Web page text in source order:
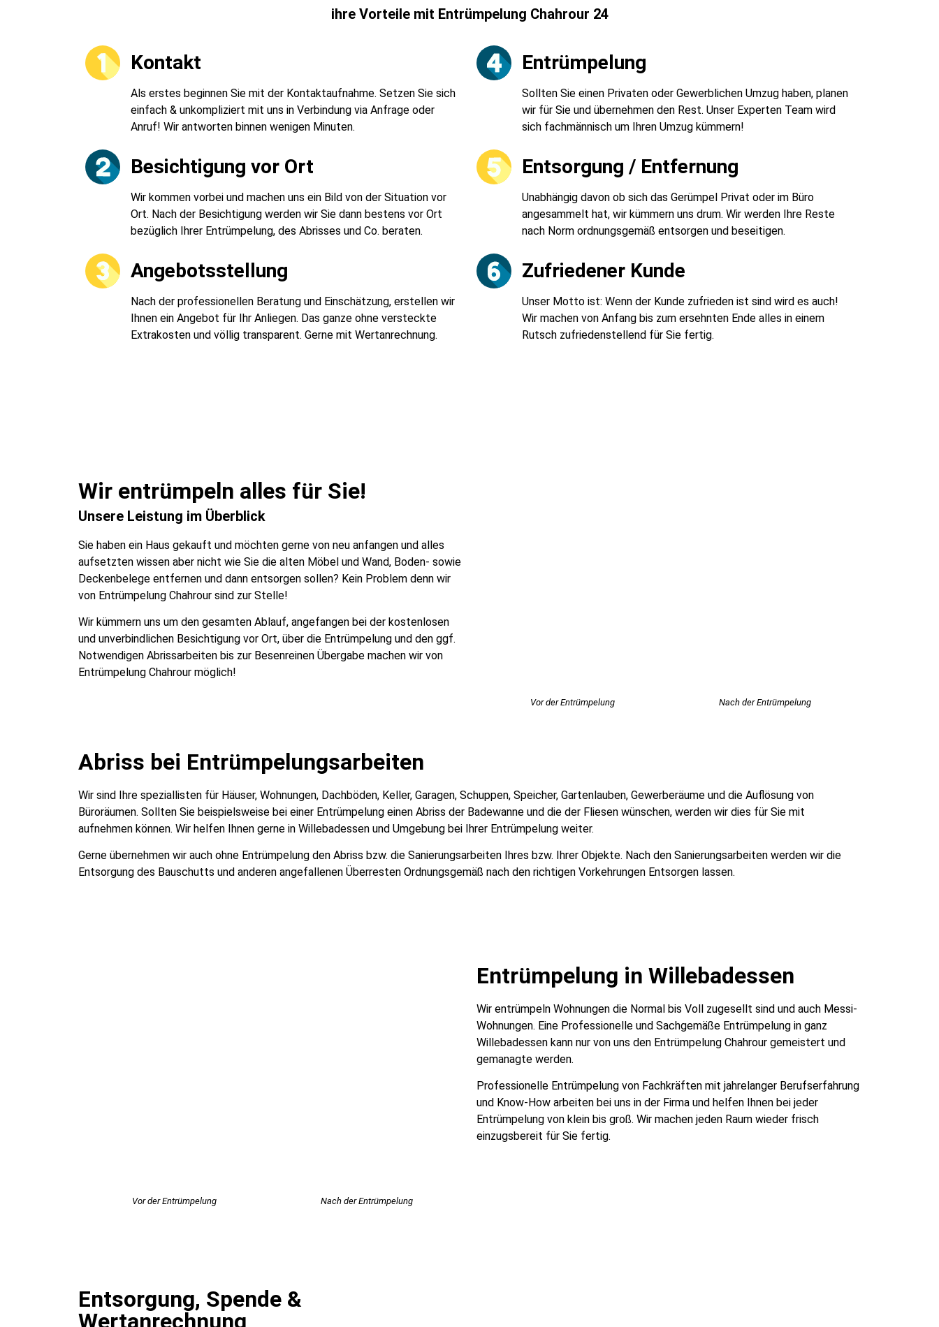
ihre Vorteile mit Entrümpelung Chahrour 24
Kontakt
Als erstes beginnen Sie mit der Kontaktaufnahme. Setzen Sie sich
einfach & unkompliziert mit uns in Verbindung via Anfrage oder
Anruf! Wir antworten binnen wenigen Minuten.
Besichtigung vor Ort
Wir kommen vorbei und machen uns ein Bild von der Situation vor
Ort. Nach der Besichtigung werden wir Sie dann bestens vor Ort
bezüglich Ihrer Entrümpelung, des Abrisses und Co. beraten.
Angebotsstellung
Nach der professionellen Beratung und Einschätzung, erstellen wir
Ihnen ein Angebot für Ihr Anliegen. Das ganze ohne versteckte
Extrakosten und völlig transparent. Gerne mit Wertanrechnung.
Entrümpelung
Sollten Sie einen Privaten oder Gewerblichen Umzug haben, planen
wir für Sie und übernehmen den Rest. Unser Experten Team wird
sich fachmännisch um Ihren Umzug kümmern!
Entsorgung / Entfernung
Unabhängig davon ob sich das Gerümpel Privat oder im Büro
angesammelt hat, wir kümmern uns drum. Wir werden Ihre Reste
nach Norm ordnungsgemäß entsorgen und beseitigen.
Zufriedener Kunde
Unser Motto ist: Wenn der Kunde zufrieden ist sind wird es auch!
Wir machen von Anfang bis zum ersehnten Ende alles in einem
Rutsch zufriedenstellend für Sie fertig.
Wir entrümpeln alles für Sie!
Unsere Leistung im Überblick
Sie haben ein Haus gekauft und möchten gerne von neu anfangen und alles
aufsetzten wissen aber nicht wie Sie die alten Möbel und Wand, Boden- sowie
Deckenbelege entfernen und dann entsorgen sollen? Kein Problem denn wir
von Entrümpelung Chahrour sind zur Stelle!
Wir kümmern uns um den gesamten Ablauf, angefangen bei der kostenlosen
und unverbindlichen Besichtigung vor Ort, über die Entrümpelung und den ggf.
Notwendigen Abrissarbeiten bis zur Besenreinen Übergabe machen wir von
Entrümpelung Chahrour möglich!
Vor der Entrümpelung Nach der Entrümpelung
Abriss bei Entrümpelungsarbeiten
Wir sind Ihre speziallisten für Häuser, Wohnungen, Dachböden, Keller, Garagen, Schuppen, Speicher, Gartenlauben, Gewerberäume und die Auflösung von
Büroräumen. Sollten Sie beispielsweise bei einer Entrümpelung einen Abriss der Badewanne und die der Fliesen wünschen, werden wir dies für Sie mit
aufnehmen können. Wir helfen Ihnen gerne in Willebadessen und Umgebung bei Ihrer Entrümpelung weiter.
Gerne übernehmen wir auch ohne Entrümpelung den Abriss bzw. die Sanierungsarbeiten Ihres bzw. Ihrer Objekte. Nach den Sanierungsarbeiten werden wir die
Entsorgung des Bauschutts und anderen angefallenen Überresten Ordnungsgemäß nach den richtigen Vorkehrungen Entsorgen lassen.
Vor der Entrümpelung Nach der Entrümpelung
Entrümpelung in Willebadessen
Wir entrümpeln Wohnungen die Normal bis Voll zugesellt sind und auch Messi-
Wohnungen. Eine Professionelle und Sachgemäße Entrümpelung in ganz
Willebadessen kann nur von uns den Entrümpelung Chahrour gemeistert und
gemanagte werden.
Professionelle Entrümpelung von Fachkräften mit jahrelanger Berufserfahrung
und Know-How arbeiten bei uns in der Firma und helfen Ihnen bei jeder
Entrümpelung von klein bis groß. Wir machen jeden Raum wieder frisch
einzugsbereit für Sie fertig.
Entsorgung, Spende &
Wertanrechnung